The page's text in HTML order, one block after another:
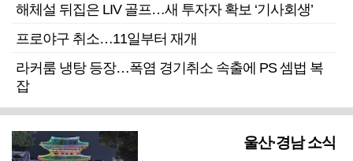
해체설 뒤집은 LIV 골프…새 투자자 확보 ‘기사회생’
프로야구 취소…11일부터 재개
라커룸 냉탕 등장…폭염 경기취소 속출에 PS 셈법 복
잡
울산·경남 소식